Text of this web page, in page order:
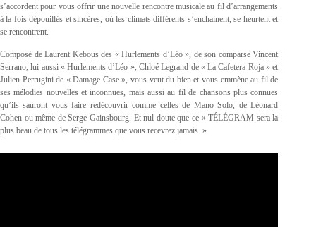
s’accordent pour vous offrir une nouvelle rencontre musicale au fil d’arrangements
à la fois dépouillés et sincères, où les climats différents s’enchainent, se heurtent et
se rencontrent.
Composé de Laurent Kebous des « Hurlements d’Léo », de son comparse Vincent
Serrano, lui aussi « Hurlements d’Léo », Chloé Legrand de « La Cafetera Roja » et
Julien Perrugini de « Damage Case », vous veut du bien et vous emmène au fil de
ses mélodies nouvelles et inconnues, mais aussi au fil de chansons plus connues
qu’ils sauront vous faire redécouvrir comme celles de Mano Solo, de Léonard
Cohen ou même de Serge Gainsbourg. Et nul doute que ce « TÉLÉGRAM sera la
plus beau de tous les télégrammes que vous recevrez jamais. »